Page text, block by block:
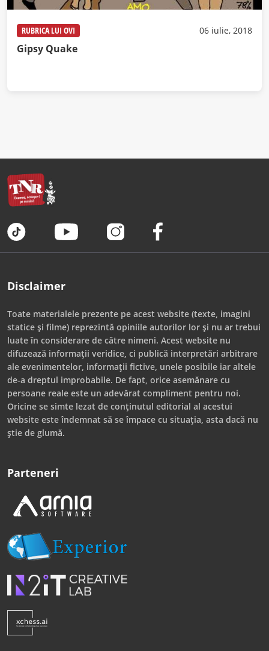
RUBRICA LUI OVI 06 iulie, 2018
Gipsy Quake
Disclaimer
Toate materialele prezente pe acest website (texte, imagini
statice și filme) reprezintă opiniile autorilor lor și nu ar trebui
luate în considerare de către nimeni. Acest website nu
difuzează informații veridice, ci publică interpretări arbitrare
ale evenimentelor, informații fictive, unele posibile iar altele
de-a dreptul improbabile. De fapt, orice asemănare cu
persoane reale este un adevărat compliment pentru noi.
Oricine se simte lezat de conținutul editorial al acestui
website este îndemnat să se împace cu situația, asta dacă nu
știe de glumă.
Parteneri